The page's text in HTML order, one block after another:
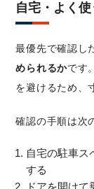
自宅・よく
最優先で確認し
められるかです
を避けるため、
確認の手順は次
自宅の駐車ス
する
ドアを開け